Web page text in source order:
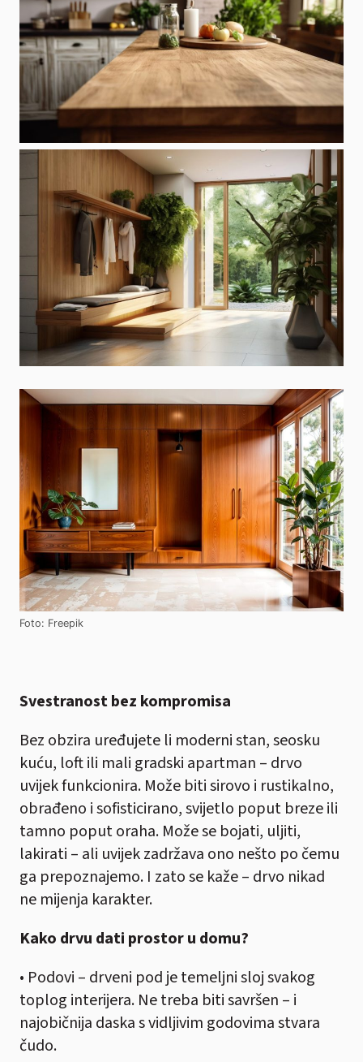
Foto: Freepik
Svestranost bez kompromisa
Bez obzira uređujete li moderni stan, seosku
kuću, loft ili mali gradski apartman – drvo
uvijek funkcionira. Može biti sirovo i rustikalno,
obrađeno i sofisticirano, svijetlo poput breze ili
tamno poput oraha. Može se bojati, uljiti,
lakirati – ali uvijek zadržava ono nešto po čemu
ga prepoznajemo. I zato se kaže – drvo nikad
ne mijenja karakter.
Kako drvu dati prostor u domu?
• Podovi – drveni pod je temeljni sloj svakog
toplog interijera. Ne treba biti savršen – i
najobičnija daska s vidljivim godovima stvara
čudo.